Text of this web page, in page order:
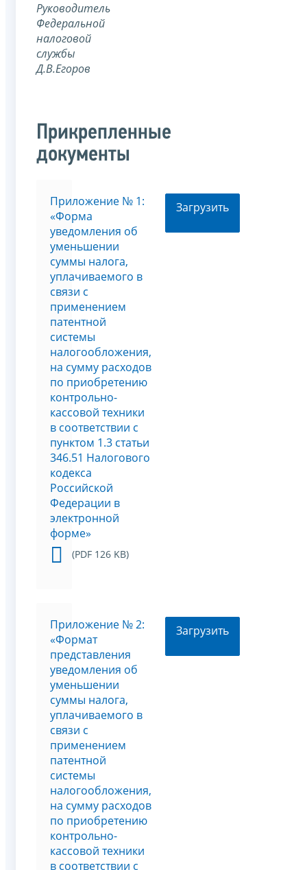
Руководитель
Федеральной
налоговой
службы
Д.В.Егоров
Прикрепленные
документы
Приложение № 1:
«Форма
уведомления об
уменьшении
суммы налога,
уплачиваемого в
связи с
применением
патентной
системы
налогообложения,
на сумму расходов
по приобретению
контрольно-
кассовой техники
в соответствии с
пунктом 1.3 статьи
346.51 Налогового
кодекса
Российской
Федерации в
электронной
форме»
(PDF 126 KB)
Загрузить
Приложение № 2:
«Формат
представления
уведомления об
уменьшении
суммы налога,
уплачиваемого в
связи с
применением
патентной
системы
налогообложения,
на сумму расходов
по приобретению
контрольно-
кассовой техники
в соответствии с
Загрузить